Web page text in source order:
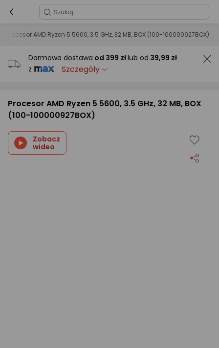
Procesor AMD Ryzen 5 5600, 3.5 GHz, 32 MB, BOX (100-100000927BOX)
Darmowa dostawa od 399 złlub od 39,99 zł
z
Szczegóły
Procesor AMD Ryzen 5 5600, 3.5 GHz, 32 MB, BOX
(100-100000927BOX)
Zobacz
wideo